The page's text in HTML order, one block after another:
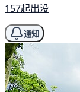
157起出没
通知